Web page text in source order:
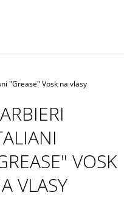
"Grease" Vosk na vlasy
VOSK
VLASY